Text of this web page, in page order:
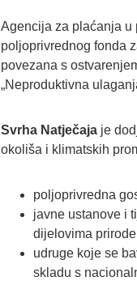
Agencija za plaćanja u
poljoprivrednog fonda
povezana s
„Neproduktivna
Svrha Natječaja je
okoliša i klimatskih
poljoprivredna
javne ustanove i
dijelovima
udruge koje se
skladu s